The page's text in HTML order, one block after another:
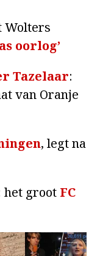
Wolters
oorlog’
Tazelaar:
van Oranje
, legt na
het groot FC